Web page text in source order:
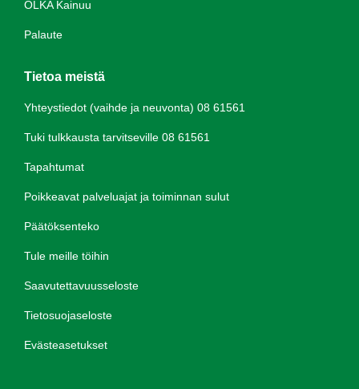
OLKA Kainuu
Palaute
Tietoa meistä
Yhteystiedot (vaihde ja neuvonta) 08 61561
Tuki tulkkausta tarvitseville 08 61561
Tapahtumat
Poikkeavat palveluajat ja toiminnan sulut
Päätöksenteko
Tule meille töihin
Saavutettavuusseloste
Tietosuojaseloste
Evästeasetukset